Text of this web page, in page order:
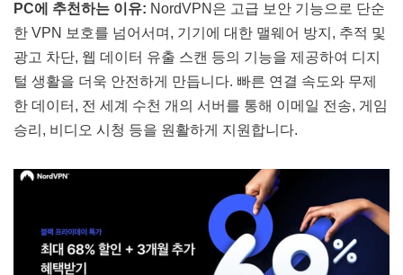
PC에 추천하는 이유: NordVPN은 고급 보안 기능으로 단순
한 VPN 보호를 넘어서며, 기기에 대한 맬웨어 방지, 추적 및
광고 차단, 웹 데이터 유출 스캔 등의 기능을 제공하여 디지
털 생활을 더욱 안전하게 만듭니다. 빠른 연결 속도와 무제
한 데이터, 전 세계 수천 개의 서버를 통해 이메일 전송, 게임
승리, 비디오 시청 등을 원활하게 지원합니다​​.